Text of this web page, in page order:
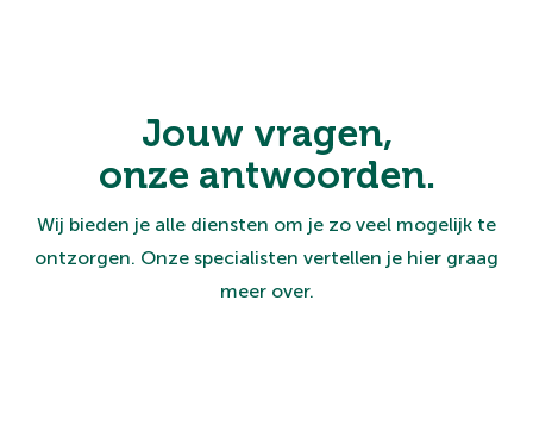
Jouw vragen,
onze antwoorden.
Wij bieden je alle diensten om je zo veel mogelijk te
ontzorgen. Onze specialisten vertellen je hier graag
meer over.